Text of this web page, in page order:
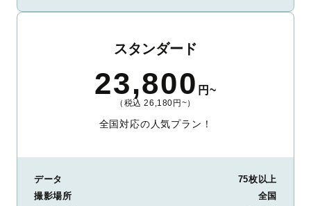
スタンダード
23,800 円~
（税込 26,180円~）
全国対応の人気プラン！
データ
75枚以上
撮影場所
全国